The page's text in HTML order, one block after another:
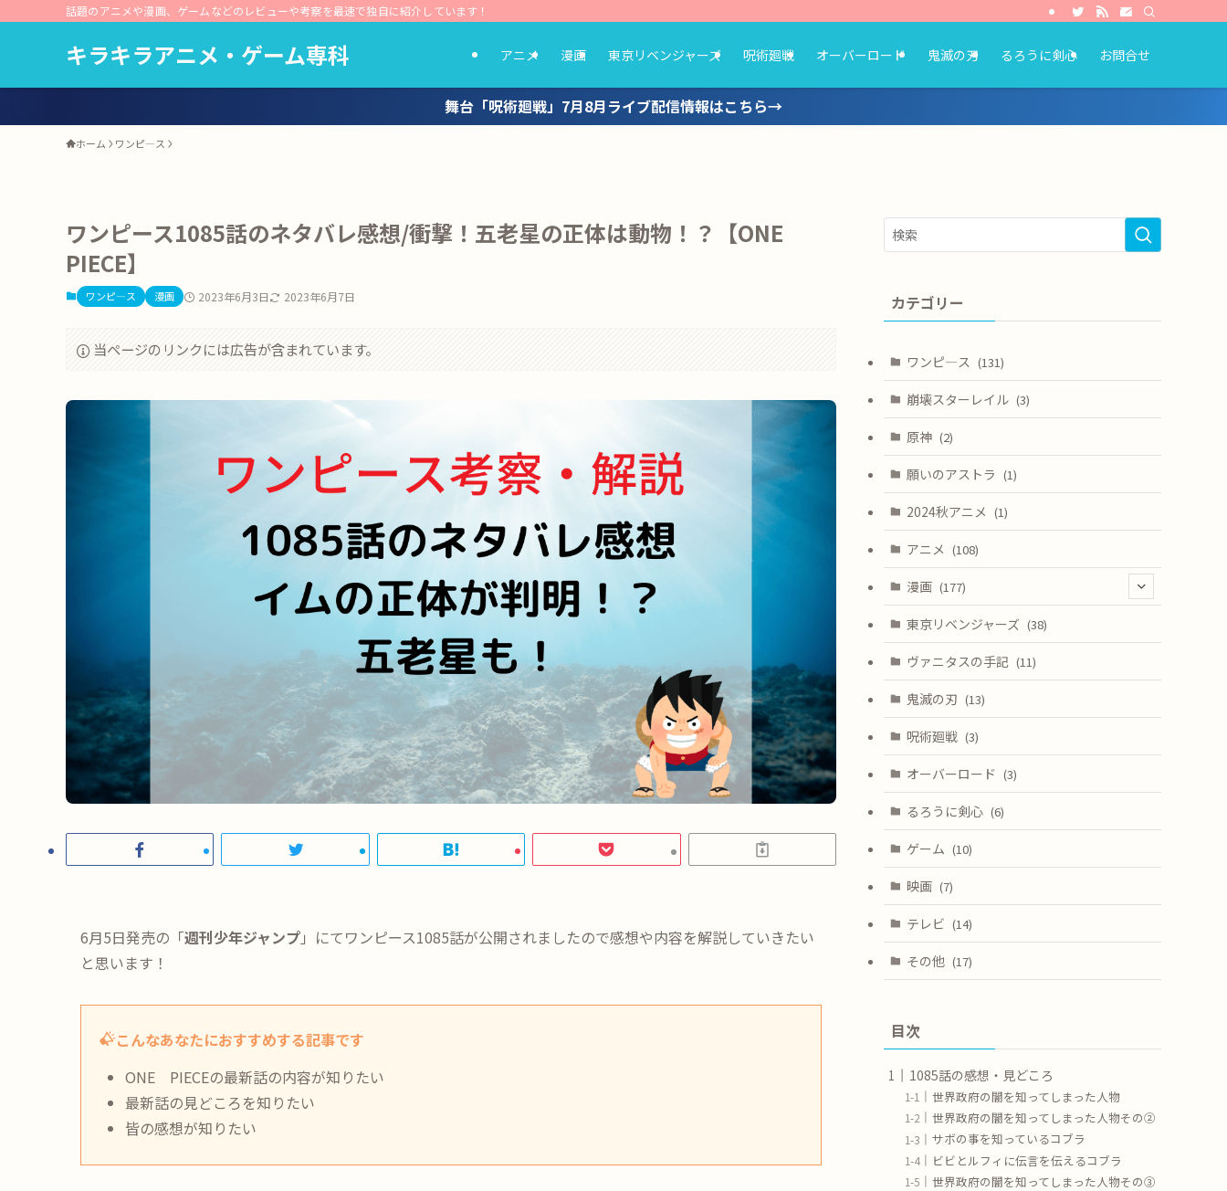
話題のアニメや漫画、ゲームなどのレビューや考察を最速で独自に紹介しています！
キラキラアニメ・ゲーム専科 アニメ 漫画 東京リベンジャーズ 呪術廻戦 オーバーロード 鬼滅の刃 るろうに剣心 お問合せ
舞台「呪術廻戦」7月8月ライブ配信情報はこちら→
ホーム ワンピ―ス
ワンピース1085話のネタバレ感想/衝撃！五老星の正体は動物！？【ONE
PIECE】
ワンピ―ス 漫画 2023年6月3日 2023年6月7日
当ページのリンクには広告が含まれています。
6月5日発売の「週刊少年ジャンプ」にてワンピース1085話が公開されましたので感想や内容を解説していきたい
と思います！
こんなあなたにおすすめする記事です
ONE PIECEの最新話の内容が知りたい
最新話の見どころを知りたい
皆の感想が知りたい
カテゴリー
ワンピ―ス (131)
崩壊スターレイル (3)
原神 (2)
願いのアストラ (1)
2024秋アニメ (1)
アニメ (108)
漫画 (177)
(4)
東京リベンジャーズ (38)
ヴァニタスの手記 (11)
鬼滅の刃 (13)
呪術廻戦 (3)
オーバーロード (3)
るろうに剣心 (6)
ゲーム (10)
映画 (7)
テレビ (14)
その他 (17)
目次
1085話の感想・見どころ
世界政府の闇を知ってしまった人物
世界政府の闇を知ってしまった人物その②
サボの事を知っているコブラ
ビビとルフィに伝言を伝えるコブラ
世界政府の闇を知ってしまった人物その③